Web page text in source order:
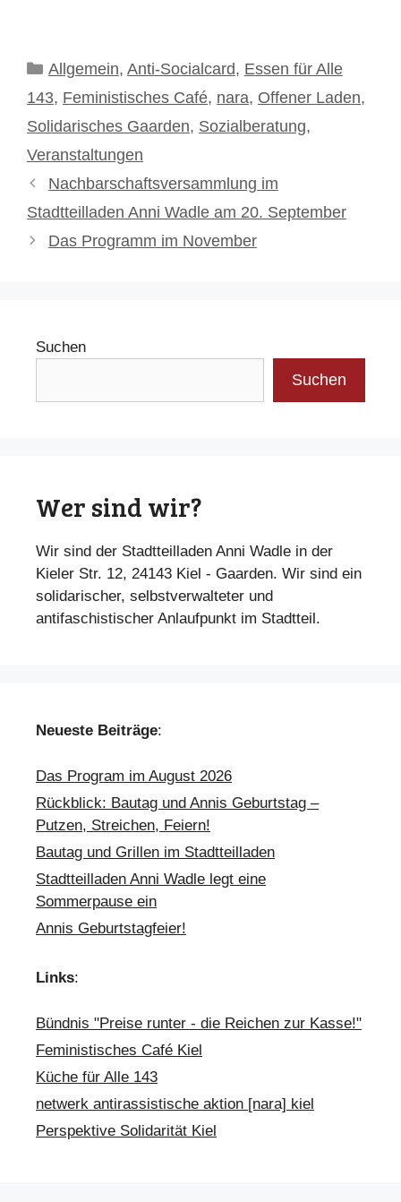
Kategorien
Allgemein, Anti-Socialcard, Essen für Alle
143, Feministisches Café, nara, Offener Laden,
Solidarisches Gaarden, Sozialberatung,
Veranstaltungen
Nachbarschaftsversammlung im
Stadtteilladen Anni Wadle am 20. September
Das Programm im November
Suchen
Suchen
Wer sind wir?
Wir sind der Stadtteilladen Anni Wadle in der
Kieler Str. 12, 24143 Kiel - Gaarden. Wir sind ein
solidarischer, selbstverwalteter und
antifaschistischer Anlaufpunkt im Stadtteil.
Neueste Beiträge:
Das Program im August 2026
Rückblick: Bautag und Annis Geburtstag –
Putzen, Streichen, Feiern!
Bautag und Grillen im Stadtteilladen
Stadtteilladen Anni Wadle legt eine
Sommerpause ein
Annis Geburtstagfeier!
Links:
Bündnis "Preise runter - die Reichen zur Kasse!"
Feministisches Café Kiel
Küche für Alle 143
netwerk antirassistische aktion [nara] kiel
Perspektive Solidarität Kiel